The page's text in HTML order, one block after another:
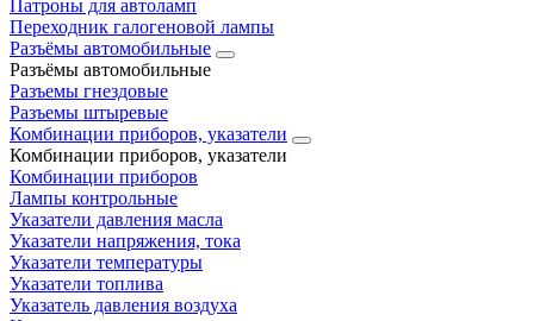
Патроны для автоламп
Переходник галогеновой лампы
Разъёмы автомобильные
Разъёмы автомобильные
Разъемы гнездовые
Разъемы штыревые
Комбинации приборов, указатели
Комбинации приборов, указатели
Комбинации приборов
Лампы контрольные
Указатели давления масла
Указатели напряжения, тока
Указатели температуры
Указатели топлива
Указатель давления воздуха